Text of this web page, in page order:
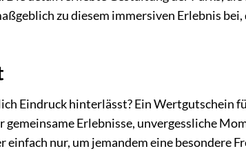
zu diesem immersiven Erlebnis
Eindruck hinterlässt? Ein Wertgutschein
Erlebnisse, unvergessliche
nur, um jemandem eine besondere